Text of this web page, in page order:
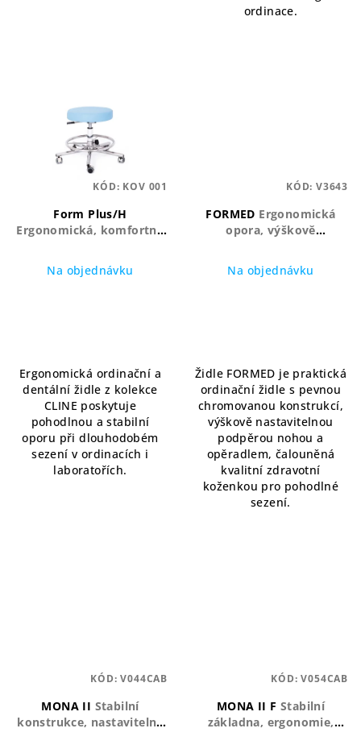
ordinace.
Form Plus/H
Ergonomická, komfortní,
Na objednávku
Ergonomická ordinační a
dentální židle z kolekce
CLINE poskytuje
pohodlnou a stabilní
oporu při dlouhodobém
sezení v ordinacích i
laboratořích.
KÓD: KOV 001
FORMED Ergonomická
opora, výškově
stabilní konstrukce
Na objednávku
Židle FORMED je praktická
ordinační židle s pevnou
chromovanou konstrukcí,
výškově nastavitelnou
podpěrou nohou a
opěradlem, čalouněná
kvalitní zdravotní
koženkou pro pohodlné
sezení.
KÓD: V3643
MONA II Stabilní
konstrukce, nastavitelná
KÓD:V044CAB
MONA II F Stabilní
základna, ergonomie,
KÓD:V054CAB